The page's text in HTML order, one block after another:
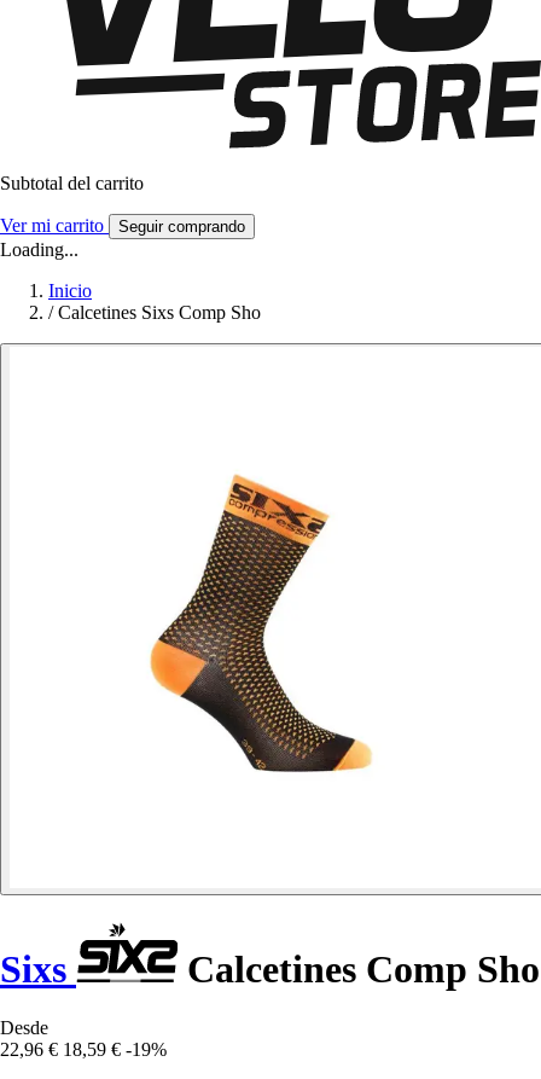
Subtotal del carrito
Ver mi carrito Seguir comprando
Loading...
Inicio
/ Calcetines Sixs Comp Sho
Sixs Calcetines Comp Sho
Desde
22,96 € 18,59 € -19%